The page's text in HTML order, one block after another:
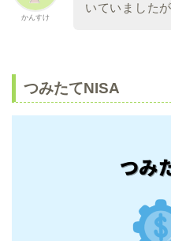
かんすけ
いていました
つみたてNISA